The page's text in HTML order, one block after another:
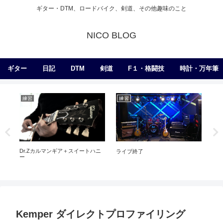
ギター・DTM、ロードバイク、剣道、その他趣味のこと
NICO BLOG
ギター 日記 DTM 剣道 F１・格闘技 時計・万年筆
練習
Dr.Zカルマンギア＋スイートハニ
ー
練習
ライブ終了
Kemper ダイレクトプロファイリング